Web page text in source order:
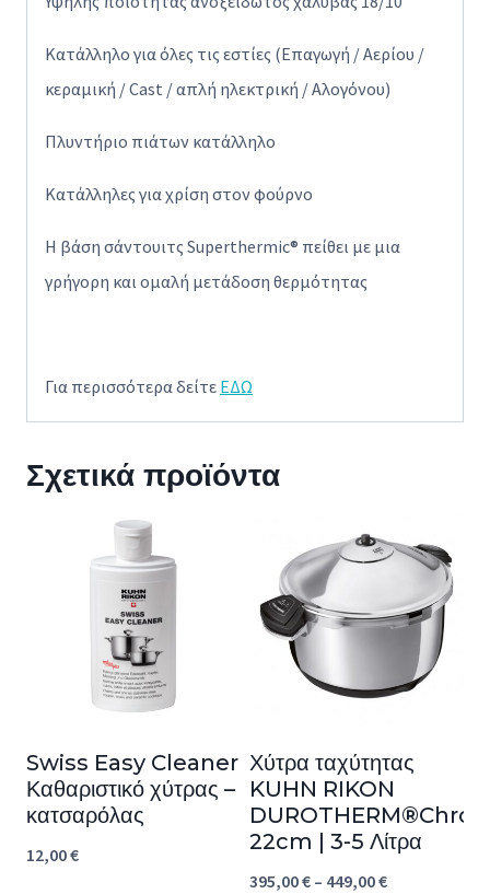
Κατάλληλο για όλες τις εστίες (Επαγωγή / Αερίου /
κεραμική / Cast / απλή ηλεκτρική / Αλογόνου)
Πλυντήριο πιάτων κατάλληλο
Κατάλληλες για χρίση στον φούρνο
Η βάση σάντουιτς Superthermic® πείθει με μια
γρήγορη και ομαλή μετάδοση θερμότητας
Για περισσότερα δείτε ΕΔΩ
Σχετικά προϊόντα
Swiss Easy Cleaner
Καθαριστικό χύτρας –
κατσαρόλας
12,00€
Χύτρα ταχύτητας
KUHN RIKON
22cm | 3-5 Λίτρα
395,00€ – 449,00€Price